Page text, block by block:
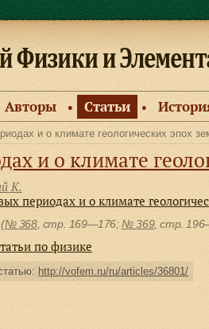
Авторы ● Статьи ●
и о климате геологических эпох
и о климате
К.
периодах и о климате
(№ 368, стр. 169—176; № 369, cтр.
по физике
http://vofem.ru/ru/articles/36801/